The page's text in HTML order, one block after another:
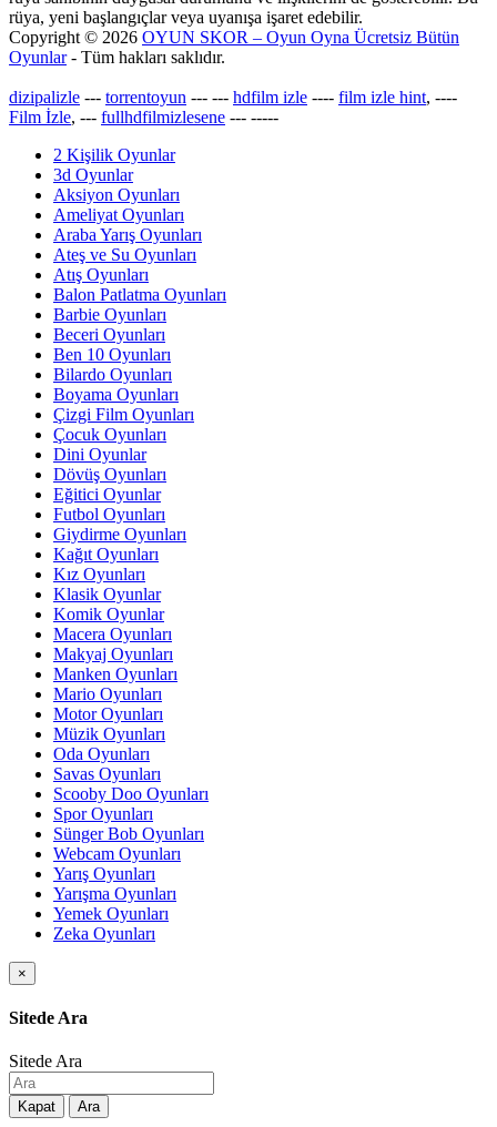
rüya, yeni başlangıçlar veya uyanışa işaret edebilir.
Copyright © 2026 OYUN SKOR – Oyun Oyna Ücretsiz Bütün
Oyunlar- Tüm hakları saklıdır.
dizipalizle --- torrentoyun --- --- hdfilm izle ---- film izle hint, ----
Film İzle, --- fullhdfilmizlesene --- -----
2 Kişilik Oyunlar
3d Oyunlar
Aksiyon Oyunları
Ameliyat Oyunları
Araba Yarış Oyunları
Ateş ve Su Oyunları
Atış Oyunları
Balon Patlatma Oyunları
Barbie Oyunları
Beceri Oyunları
Ben 10 Oyunları
Bilardo Oyunları
Boyama Oyunları
Çizgi Film Oyunları
Çocuk Oyunları
Dini Oyunlar
Dövüş Oyunları
Eğitici Oyunlar
Futbol Oyunları
Giydirme Oyunları
Kağıt Oyunları
Kız Oyunları
Klasik Oyunlar
Komik Oyunlar
Macera Oyunları
Makyaj Oyunları
Manken Oyunları
Mario Oyunları
Motor Oyunları
Müzik Oyunları
Oda Oyunları
Savas Oyunları
Scooby Doo Oyunları
Spor Oyunları
Sünger Bob Oyunları
Webcam Oyunları
Yarış Oyunları
Yarışma Oyunları
Yemek Oyunları
Zeka Oyunları
×
Sitede Ara
Sitede Ara
Kapat Ara